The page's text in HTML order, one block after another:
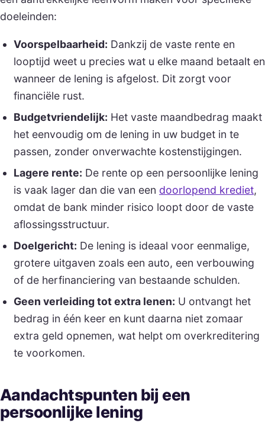
doeleinden:
Voorspelbaarheid: Dankzij de vaste rente en
looptijd weet u precies wat u elke maand betaalt en
wanneer de lening is afgelost. Dit zorgt voor
financiële rust.
Budgetvriendelijk: Het vaste maandbedrag maakt
het eenvoudig om de lening in uw budget in te
passen, zonder onverwachte kostenstijgingen.
Lagere rente: De rente op een persoonlijke lening
is vaak lager dan die van een doorlopend krediet,
omdat de bank minder risico loopt door de vaste
aflossingsstructuur.
Doelgericht: De lening is ideaal voor eenmalige,
grotere uitgaven zoals een auto, een verbouwing
of de herfinanciering van bestaande schulden.
Geen verleiding tot extra lenen: U ontvangt het
bedrag in één keer en kunt daarna niet zomaar
extra geld opnemen, wat helpt om overkreditering
te voorkomen.
Aandachtspunten bij een
persoonlijke lening